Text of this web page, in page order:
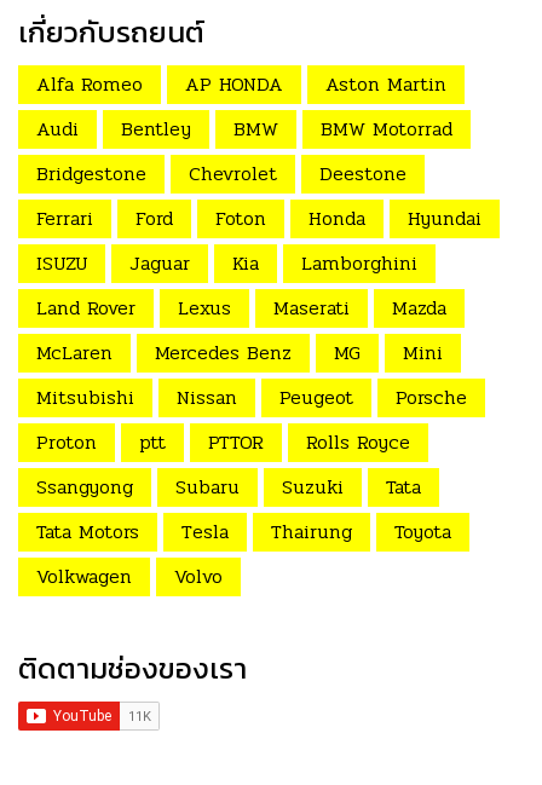
เกี่ยวกับรถยนต์
Alfa Romeo AP HONDA
Aston Martin
Audi
Bentley BMW
BMW Motorrad
Bridgestone
Chevrolet
Deestone
Ferrari
Ford Foton Honda
Hyundai
ISUZU
Jaguar Kia
Lamborghini
Land Rover
Lexus Maserati
Mazda
McLaren
Mercedes Benz MG
Mini
Mitsubishi
Nissan Peugeot
Porsche
Proton
ptt PTTOR
Rolls Royce
Ssangyong
Subaru Suzuki
Tata
Tata Motors
Tesla Thairung
Toyota
Volkwagen
Volvo
ติดตามช่องของเรา